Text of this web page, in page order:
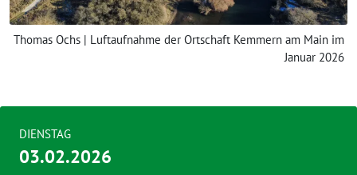
Thomas Ochs | Luftaufnahme der Ortschaft Kemmern am Main im
Januar 2026
DIENSTAG
03.02.2026